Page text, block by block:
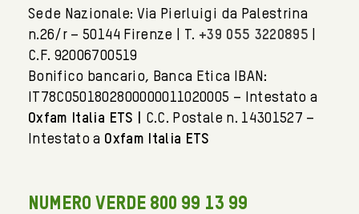
Sede Nazionale: Via Pierluigi da Palestrina
n.26/r – 50144 Firenze | T. +39 055 3220895
C.F. 92006700519
Bonifico bancario, Banca Etica IBAN:
IT78C0501802800000011020005 – Intestato a
Oxfam Italia ETS | C.C. Postale n. 14301527 –
Intestato a Oxfam Italia ETS
NUMERO VERDE 800 99 13 99